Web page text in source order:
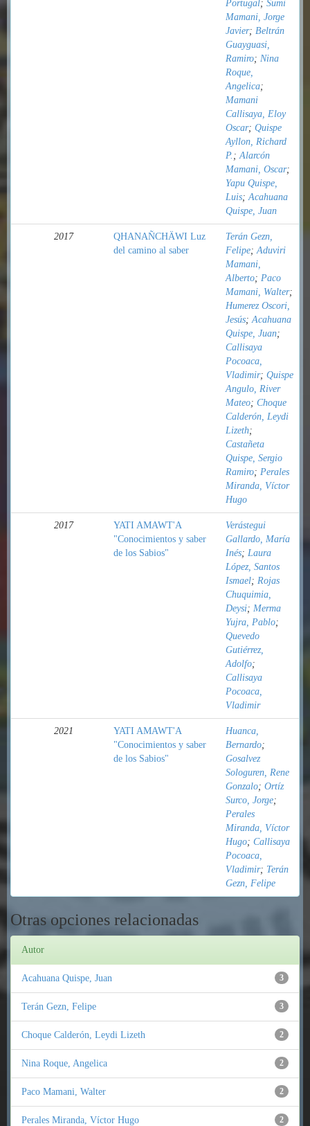
Portugal; Sumi
Mamani, Jorge
Javier; Beltrán
Guayguasi,
Ramiro; Nina
Roque,
Angelica;
Mamani
Callisaya, Eloy
Oscar; Quispe
Ayllon, Richard
P. ;Alarcón
Mamani, Oscar;
Yapu Quispe,
Luis;Acahuana
Quispe, Juan
2017
QHANAÑCHÄWI Luz
del camino al saber
Terán Gezn,
Felipe;Aduviri
Mamani,
Alberto; Paco
Mamani, Walter;
Humerez Oscori,
Jesús;Acahuana
Quispe, Juan;
Callisaya
Pocoaca,
Vladimir; Quispe
Angulo, River
Mateo; Choque
Calderón, Leydi
Lizeth;
Castañeta
Quispe, Sergio
Ramiro; Perales
Miranda, Víctor
Hugo
2017
YATI AMAWT'A
"Conocimientos y saber
de los Sabios"
Verástegui
Gallardo, María
Inés; Laura
López, Santos
Ismael; Rojas
Chuquimia,
Deysi; Merma
Yujra, Pablo;
Quevedo
Gutiérrez,
Adolfo;
Callisaya
Pocoaca,
Vladimir
2021
YATI AMAWT'A
"Conocimientos y saber
de los Sabios"
Huanca,
Bernardo;
Gosalvez
Sologuren, Rene
Gonzalo; Ortíz
Surco, Jorge;
Perales
Miranda, Víctor
Hugo; Callisaya
Pocoaca,
Vladimir; Terán
Gezn, Felipe
Otras opciones relacionadas
Autor
3
Acahuana Quispe, Juan
3
Terán Gezn, Felipe
2
Choque Calderón, Leydi Lizeth
2
Nina Roque, Angelica
2
Paco Mamani, Walter
2
Perales Miranda, Víctor Hugo